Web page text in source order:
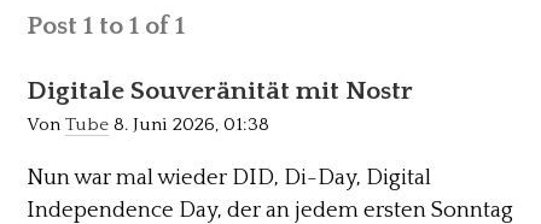
Post 1 to 1 of 1
Digitale Souveränität mit Nostr
VonTube 8. Juni 2026, 01:38
Nun war mal wieder DID, Di-Day, Digital
Independence Day, der an jedem ersten Sonntag